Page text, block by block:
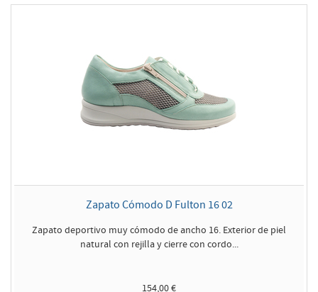
Zapato Cómodo D Fulton 16 02
Zapato deportivo muy cómodo de ancho 16. Exterior de piel
natural con rejilla y cierre con cordo...
154,00 €